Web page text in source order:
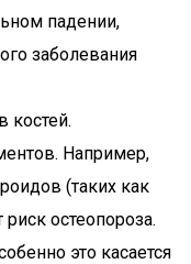
падении,
заболевания
костей.
Например,
(таких как
остеопороза.
это касается